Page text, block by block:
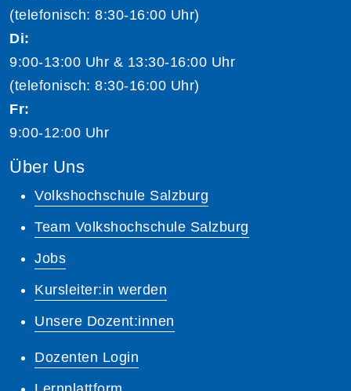
(telefonisch: 8:30-16:00 Uhr)
Di:
9:00-13:00 Uhr & 13:30-16:00 Uhr
(telefonisch: 8:30-16:00 Uhr)
Fr:
9:00-12:00 Uhr
Über Uns
Volkshochschule Salzburg
Team Volkshochschule Salzburg
Jobs
Kursleiter:in werden
Unsere Dozent:innen
Dozenten Login